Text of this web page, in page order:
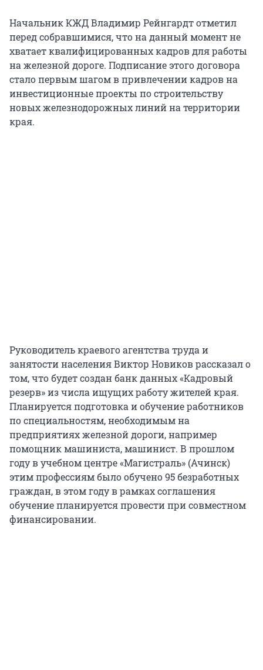
Начальник КЖД Владимир Рейнгардт отметил
перед собравшимися, что на данный момент не
хватает квалифицированных кадров для работы
на железной дороге. Подписание этого договора
стало первым шагом в привлечении кадров на
инвестиционные проекты по строительству
новых железнодорожных линий на территории
края.
Руководитель краевого агентства труда и
занятости населения Виктор Новиков рассказал о
том, что будет создан банк данных «Кадровый
резерв» из числа ищущих работу жителей края.
Планируется подготовка и обучение работников
по специальностям, необходимым на
предприятиях железной дороги, например
помощник машиниста, машинист. В прошлом
году в учебном центре «Магистраль» (Ачинск)
этим профессиям было обучено 95 безработных
граждан, в этом году в рамках соглашения
обучение планируется провести при совместном
финансировании.